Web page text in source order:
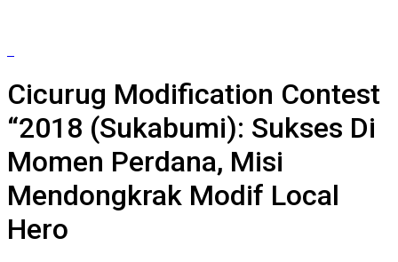
Cicurug Modification Contest
“2018 (Sukabumi): Sukses Di
Momen Perdana, Misi
Mendongkrak Modif Local
Hero